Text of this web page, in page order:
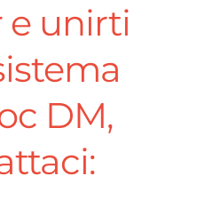
e unirti
DM,